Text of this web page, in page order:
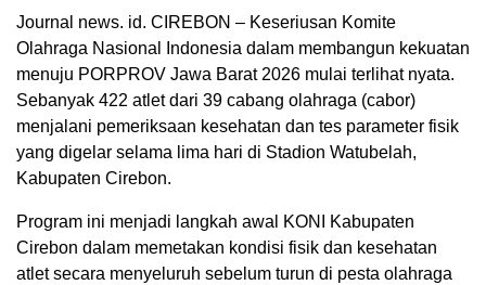
Journal news. id. CIREBON – Keseriusan Komite
Olahraga Nasional Indonesia dalam membangun kekuatan
menuju PORPROV Jawa Barat 2026 mulai terlihat nyata.
Sebanyak 422 atlet dari 39 cabang olahraga (cabor)
menjalani pemeriksaan kesehatan dan tes parameter fisik
yang digelar selama lima hari di Stadion Watubelah,
Kabupaten Cirebon.
Program ini menjadi langkah awal KONI Kabupaten
Cirebon dalam memetakan kondisi fisik dan kesehatan
atlet secara menyeluruh sebelum turun di pesta olahraga